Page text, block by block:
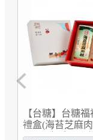
台糖葵花油
/箱購)(7216)
Previous